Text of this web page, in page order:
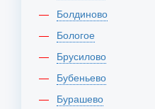
Болдиново
Бологое
Брусилово
Бубеньево
Бурашево